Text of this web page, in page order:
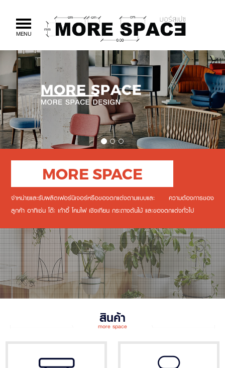
Toggle
navigation
MENU
MORE SPACE
จำหน่ายและรับผลิตเฟอร์นิเจอร์หรือของตกแต่งตามแบบและ ความต้องการของ
ลูกค้า อาทิเช่น โต๊ะ เก้าอี้ โคมไฟ เชิงเทียน กระถางต้นไม้ และของตกแต่งทั่วไป
สินค้า
more space